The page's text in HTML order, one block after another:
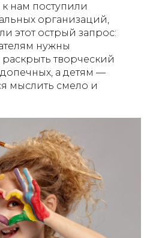
нам поступили
организаций,
этот острый запрос:
нужны
творческий
а детям —
мыслить смело и